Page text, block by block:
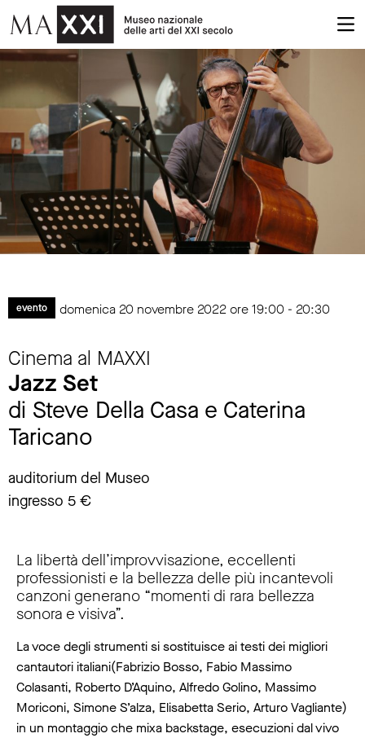
evento domenica 20 novembre 2022 ore 19:00 - 20:30
Cinema al MAXXI
Jazz Set
di Steve Della Casa e Caterina
Taricano
auditorium del Museo
ingresso 5 €
La libertà dell’improvvisazione, eccellenti
professionisti e la bellezza delle più incantevoli
canzoni generano “momenti di rara bellezza
sonora e visiva”.
La voce degli strumenti si sostituisce ai testi dei migliori
cantautori italiani(Fabrizio Bosso, Fabio Massimo
Colasanti, Roberto D’Aquino, Alfredo Golino, Massimo
Moriconi, Simone S’alza, Elisabetta Serio, Arturo Vagliante)
in un montaggio che mixa backstage, esecuzioni dal vivo